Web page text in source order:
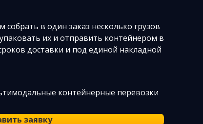
в один заказ несколько грузов
их и отправить контейнером в
доставки и под единой накладной
контейнерные перевозки
заявку